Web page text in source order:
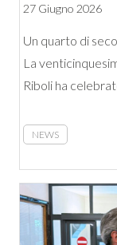
27 Giugno 2026
Un quarto di
La
Riboli ha
NEWS